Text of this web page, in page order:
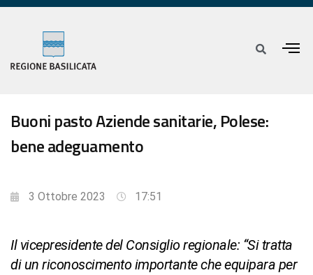
Buoni pasto Aziende sanitarie, Polese:
bene adeguamento
3 Ottobre 2023 17:51
Il vicepresidente del Consiglio regionale: “Si tratta
di un riconoscimento importante che equipara per